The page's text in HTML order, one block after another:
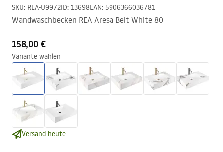
SKU: REA-U9972ID: 13698EAN: 5906366036781
Wandwaschbecken REA Aresa Belt White 80
158,00 €
Variante wählen
Versand heute